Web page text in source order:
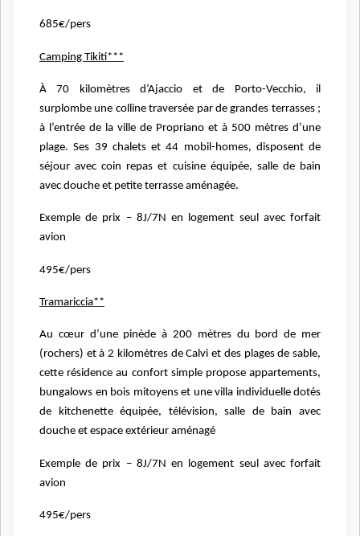
685€/pers
Camping Tikiti***
À 70 kilomètres d’Ajaccio et de Porto-Vecchio, il
surplombe une colline traversée par de grandes terrasses ;
à l’entrée de la ville de Propriano et à 500 mètres d’une
plage. Ses 39 chalets et 44 mobil-homes, disposent de
séjour avec coin repas et cuisine équipée, salle de bain
avec douche et petite terrasse aménagée.
Exemple de prix – 8J/7N en logement seul avec forfait
avion
495€/pers
Tramariccia**
Au cœur d’une pinède à 200 mètres du bord de mer
(rochers) et à 2 kilomètres de Calvi et des plages de sable,
cette résidenceau confort simple propose appartements,
bungalows en bois mitoyens et une villa individuelle dotés
de kitchenette équipée, télévision, salle de bain avec
douche et espace extérieur aménagé
Exemple de prix – 8J/7N en logement seul avec forfait
avion
495€/pers